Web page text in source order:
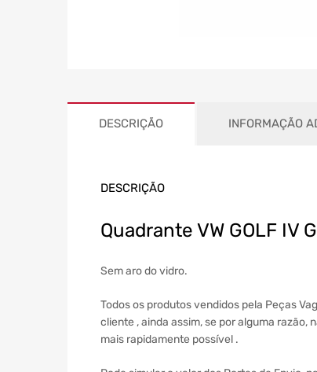
DESCRIÇÃO INFORMAÇÃO
DESCRIÇÃO
Quadrante VW GOLF IV
Sem aro do vidro.
Todos os produtos vendidos pela Peças
cliente , ainda assim, se por alguma
mais rapidamente possível .